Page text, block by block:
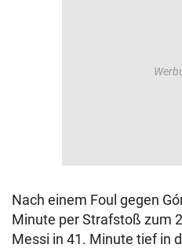
Nach einem Foul gegen
Minute per Strafstoß zum
Messi in 41. Minute tief in